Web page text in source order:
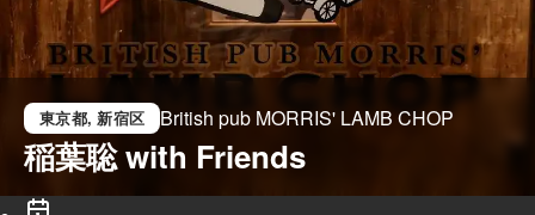
東京都, 新宿区 British pub MORRIS' LAMB CHOP
稲葉聡 with Friends